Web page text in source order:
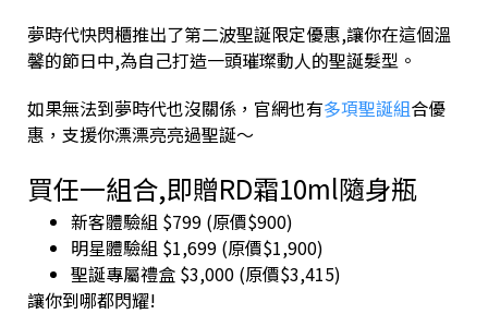
夢時代快閃櫃推出了第二波聖誕限定優惠,讓你在這個溫
馨的節日中,為自己打造一頭璀璨動人的聖誕髮型。
如果無法到夢時代也沒關係，官網也有多項聖誕組合優
惠，支援你漂漂亮亮過聖誕～
買任一組合,即贈RD霜10ml隨身瓶
新客體驗組 $799 (原價$900)
明星體驗組 $1,699 (原價$1,900)
聖誕專屬禮盒 $3,000 (原價$3,415)
讓你到哪都閃耀!